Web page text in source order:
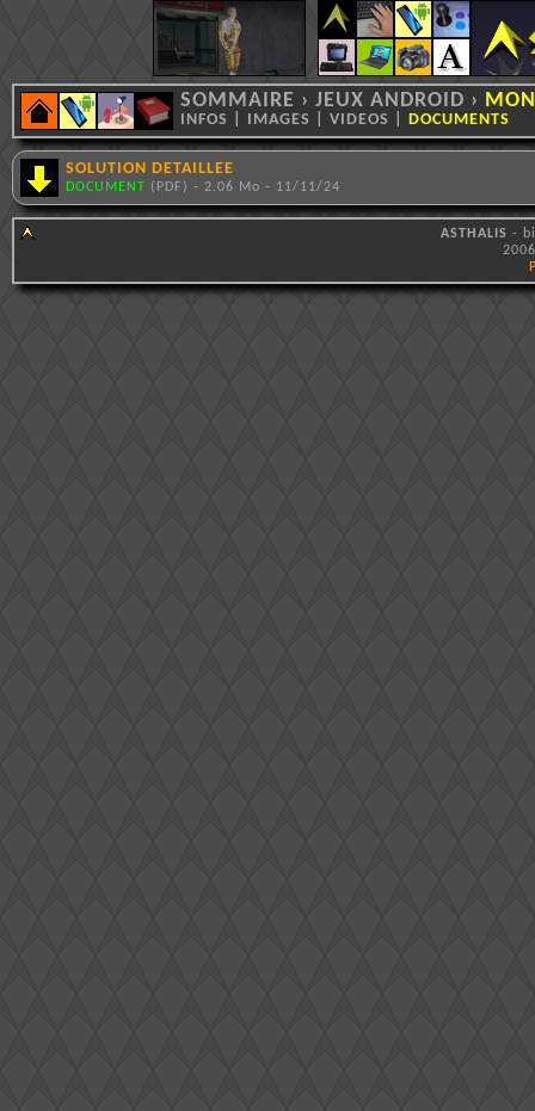
SOMMAIRE › JEUX ANDROID ›
INFOS IMAGES VIDEOS DOCUMENTS
SOLUTION DETAILLEE
DOCUMENT (PDF) - 2.06 Mo - 11/11/24
ASTHALIS -